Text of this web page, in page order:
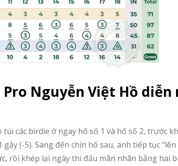
Nguyễn Việt Hồ diễn
các birdie ở ngay hố số 1 và hố số 2, trước
(-5). Sang đến chín hố sau, anh tiếp tục “lên
rồi khép lại ngày thi đấu mãn nhãn bằng hai